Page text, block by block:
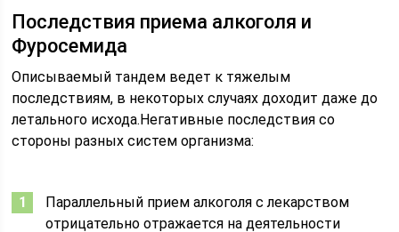
Последствия приема алкоголя и
Фуросемида
Описываемый тандем ведет к тяжелым
последствиям, в некоторых случаях доходит даже до
летального исхода.Негативные последствия со
стороны разных систем организма:
Параллельный прием алкоголя с лекарством
отрицательно отражается на деятельности